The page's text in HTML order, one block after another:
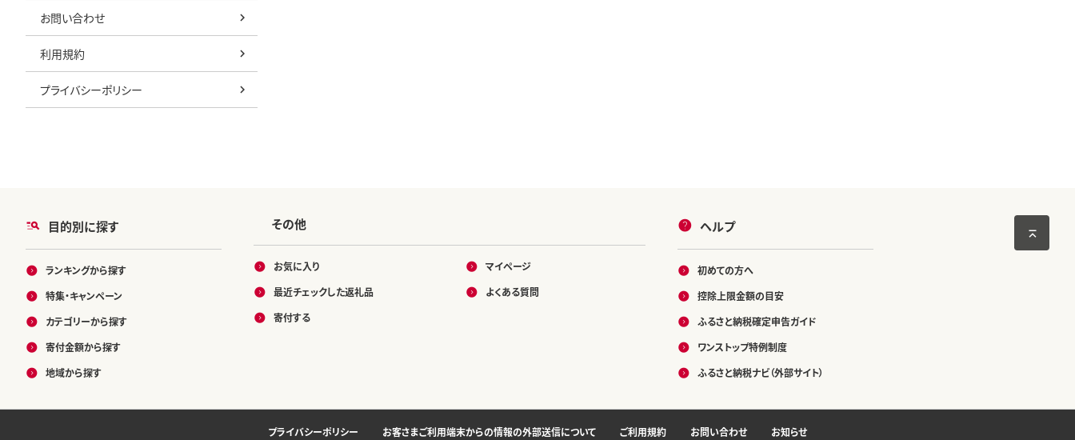
お問い合わせ
利用規約
プライバシーポリシー
目的別に探す
ランキングから探す
特集・キャンペーン
カテゴリーから探す
寄付金額から探す
地域から探す
その他
お気に入り
最近チェックした返礼品
寄付する
マイページ
よくある質問
ヘルプ
初めての方へ
控除上限金額の目安
ふるさと納税確定申告ガイド
ワンストップ特例制度
ふるさと納税ナビ（外部サイト）
プライバシーポリシー お客さまご利用端末からの情報の外部送信について ご利用規約 お問い合わせ お知らせ